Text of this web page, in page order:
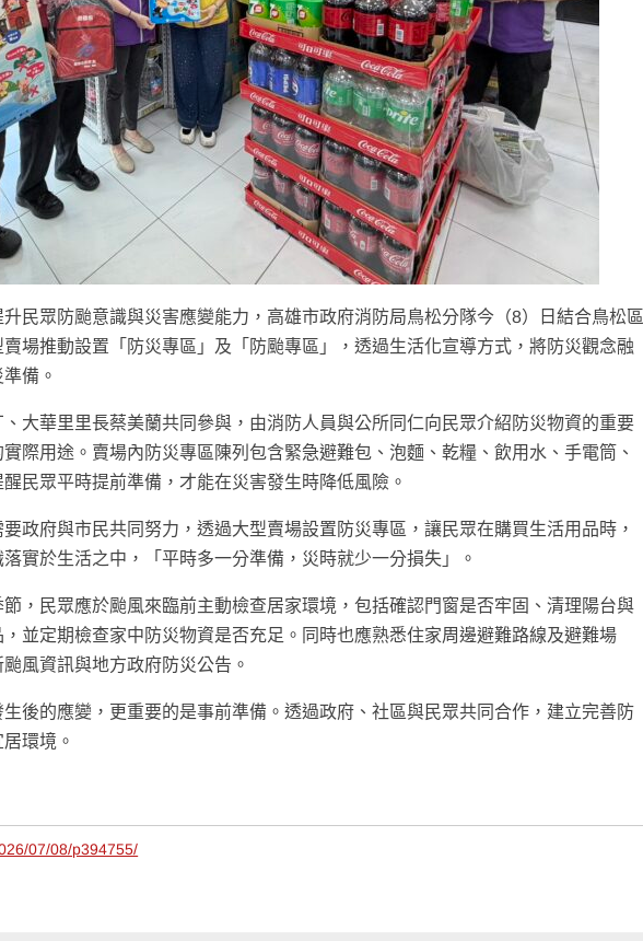
升民眾防颱意識與災害應變能力，高雄市政府消防局鳥松分隊今（8）日結合鳥松區
場推動設置「防災專區」及「防颱專區」，透過生活化宣導方式，將防災觀念融
備。
大華里里長蔡美蘭共同參與，由消防人員與公所同仁向民眾介紹防災物資的重要
際用途。賣場內防災專區陳列包含緊急避難包、泡麵、乾糧、飲用水、手電筒、
民眾平時提前準備，才能在災害發生時降低風險。
政府與市民共同努力，透過大型賣場設置防災專區，讓民眾在購買生活用品時，
實於生活之中，「平時多一分準備，災時就少一分損失」。
，民眾應於颱風來臨前主動檢查居家環境，包括確認門窗是否牢固、清理陽台與
並定期檢查家中防災物資是否充足。同時也應熟悉住家周邊避難路線及避難場
風資訊與地方政府防災公告。
後的應變，更重要的是事前準備。透過政府、社區與民眾共同合作，建立完善防
環境。
07/08/p394755/